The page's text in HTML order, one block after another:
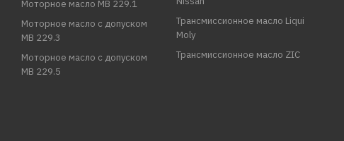
Моторное масло MB 229.1
Моторное масло с допуском
MB 229.3
Моторное масло с допуском
MB 229.5
Трансмиссионное масло Liqui
Moly
Трансмиссионное масло ZIC